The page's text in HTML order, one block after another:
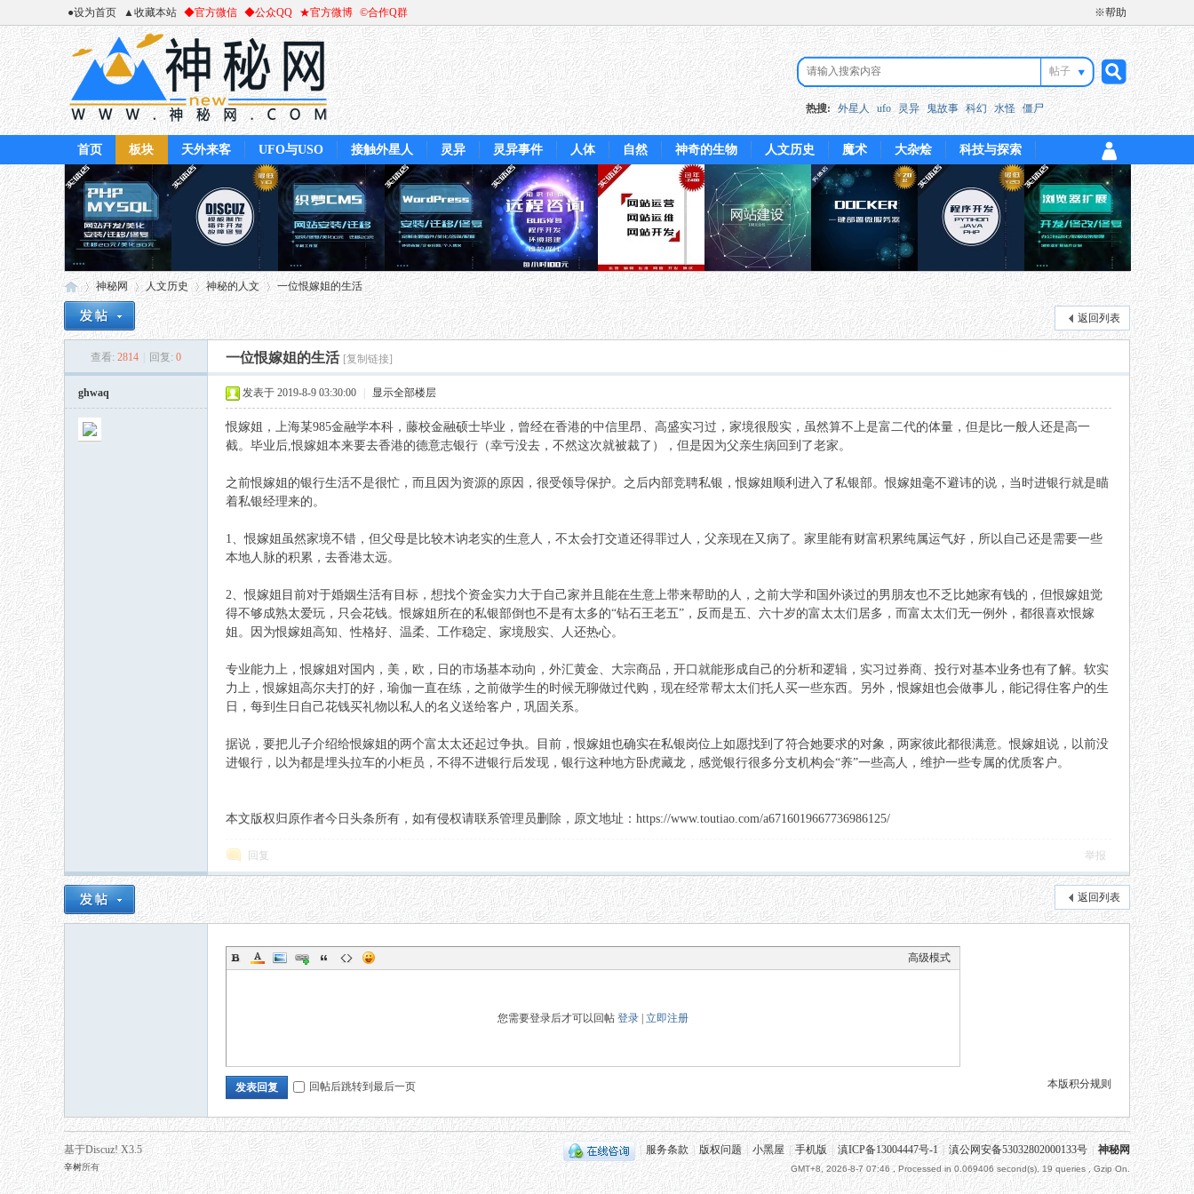
●设为首页 ▲收藏本站 ◆官方微信 ◆公众QQ ★官方微博 ©合作Q群 ※帮助
帖子
搜
索
热搜: 外星人 ufo 灵异 鬼故事 科幻 水怪 僵尸
首页 板块 天外来客 UFO与USO 接触外星人 灵异 灵异事件 人体 自然 神奇的生物 人文历史 魔术 大杂烩 科技与探索
神秘网
›
人文历史 神秘的人文
›
一位恨嫁姐的生活
返回列表
查看: 2814 回复: 0 一位恨嫁姐的生活 [复制链接]
ghwaq 发表于 2019-8-9 03:30:00 显示全部楼层
恨嫁姐，上海某985金融学本科，藤校金融硕士毕业，曾经在香港的中信里昂、高盛实习过，家境很殷实，虽然算不上是富二代的体量，但是比一般人还是高一
截。毕业后,恨嫁姐本来要去香港的德意志银行（幸亏没去，不然这次就被裁了），但是因为父亲生病回到了老家。
之前恨嫁姐的银行生活不是很忙，而且因为资源的原因，很受领导保护。之后内部竞聘私银，恨嫁姐顺利进入了私银部。恨嫁姐毫不避讳的说，当时进银行就是瞄
着私银经理来的。
1、恨嫁姐虽然家境不错，但父母是比较木讷老实的生意人，不太会打交道还得罪过人，父亲现在又病了。家里能有财富积累纯属运气好，所以自己还是需要一些
本地人脉的积累，去香港太远。
2、恨嫁姐目前对于婚姻生活有目标，想找个资金实力大于自己家并且能在生意上带来帮助的人，之前大学和国外谈过的男朋友也不乏比她家有钱的，但恨嫁姐觉
得不够成熟太爱玩，只会花钱。恨嫁姐所在的私银部倒也不是有太多的“钻石王老五”，反而是五、六十岁的富太太们居多，而富太太们无一例外，都很喜欢恨嫁
姐。因为恨嫁姐高知、性格好、温柔、工作稳定、家境殷实、人还热心。
专业能力上，恨嫁姐对国内，美，欧，日的市场基本动向，外汇黄金、大宗商品，开口就能形成自己的分析和逻辑，实习过券商、投行对基本业务也有了解。软实
力上，恨嫁姐高尔夫打的好，瑜伽一直在练，之前做学生的时候无聊做过代购，现在经常帮太太们托人买一些东西。另外，恨嫁姐也会做事儿，能记得住客户的生
日，每到生日自己花钱买礼物以私人的名义送给客户，巩固关系。
据说，要把儿子介绍给恨嫁姐的两个富太太还起过争执。目前，恨嫁姐也确实在私银岗位上如愿找到了符合她要求的对象，两家彼此都很满意。恨嫁姐说，以前没
进银行，以为都是埋头拉车的小柜员，不得不进银行后发现 ，银行这种地方卧虎藏龙，感觉银行很多分支机构会“养”一些高人，维护一些专属的优质客户。
本文版权归原作者今日头条所有，如有侵权请联系管理员删除，原文地址：https://www.toutiao.com/a6716019667736986125/
回复 举报
返回列表
高级模式
您需要登录后才可以回帖 登录 立即注册
本版积分规则
发表回复 回帖后跳转到最后一页
服务条款 版权问题 | 小黑屋 手机版 | 滇ICP备13004447号-1 | 滇公网安备53032802000133号 神秘网
GMT+8, 2026-8-7 07:46, Processed in 0.069406 second(s), 19 queries , Gzip On.
基于Discuz! X3.5
辛树所有